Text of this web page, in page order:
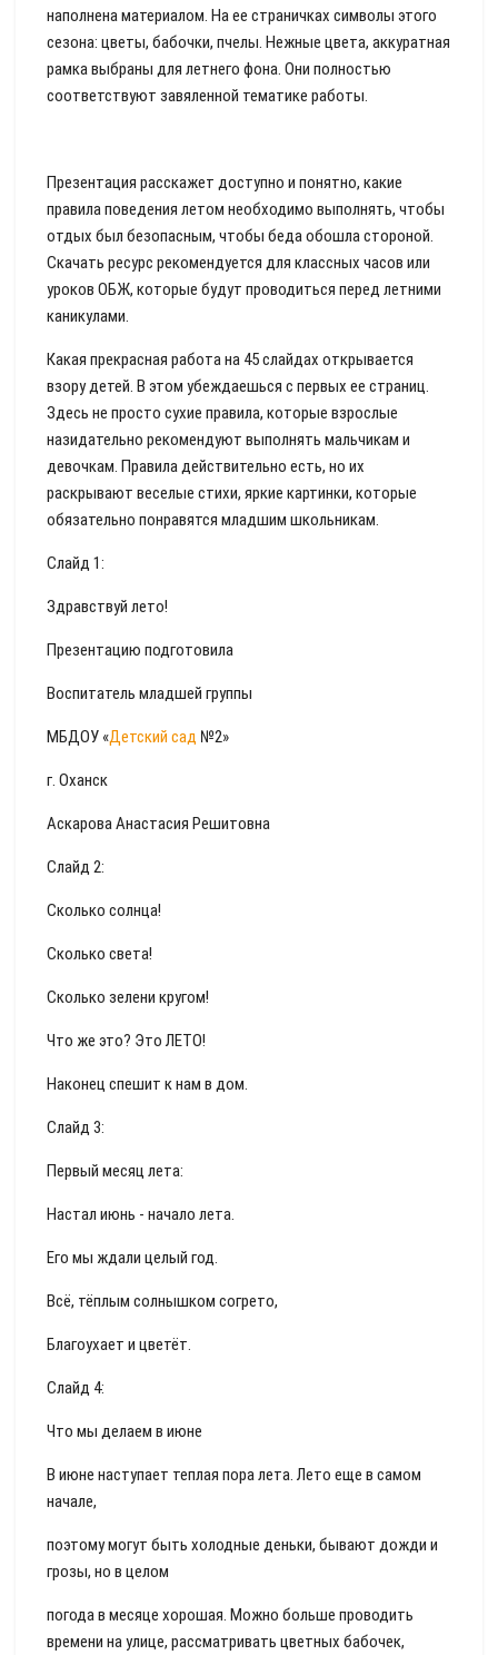
наполнена материалом. На ее страничках символы этого
сезона: цветы, бабочки, пчелы. Нежные цвета, аккуратная
рамка выбраны для летнего фона. Они полностью
соответствуют завяленной тематике работы.
Презентация расскажет доступно и понятно, какие
правила поведения летом необходимо выполнять, чтобы
отдых был безопасным, чтобы беда обошла стороной.
Скачать ресурс рекомендуется для классных часов или
уроков ОБЖ, которые будут проводиться перед летними
каникулами.
Какая прекрасная работа на 45 слайдах открывается
взору детей. В этом убеждаешься с первых ее страниц.
Здесь не просто сухие правила, которые взрослые
назидательно рекомендуют выполнять мальчикам и
девочкам. Правила действительно есть, но их
раскрывают веселые стихи, яркие картинки, которые
обязательно понравятся младшим школьникам.
Слайд 1:
Здравствуй лето!
Презентацию подготовила
Воспитатель младшей группы
МБДОУ «Детский сад №2»
г. Оханск
Аскарова Анастасия Решитовна
Слайд 2:
Сколько солнца!
Сколько света!
Сколько зелени кругом!
Что же это? Это ЛЕТО!
Наконец спешит к нам в дом.
Слайд 3:
Первый месяц лета:
Настал июнь - начало лета.
Его мы ждали целый год.
Всё, тёплым солнышком согрето,
Благоухает и цветёт.
Слайд 4:
Что мы делаем в июне
В июне наступает теплая пора лета. Лето еще в самом
начале,
поэтому могут быть холодные деньки, бывают дожди и
грозы, но в целом
погода в месяце хорошая. Можно больше проводить
времени на улице, рассматривать цветных бабочек,